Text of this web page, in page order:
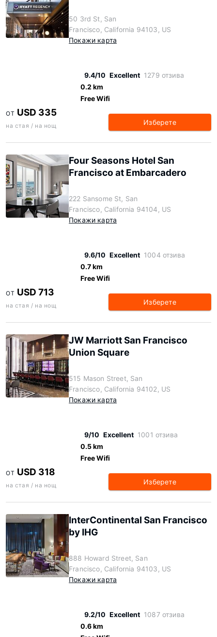
50 3rd St, San
Francisco, California 94103, US
Покажи карта
9.4/10 Excellent 1279 отзива
0.2 km
Free Wifi
ОТ USD 335
на стая / на нощ Изберете
Four Seasons Hotel San
Francisco at Embarcadero
222 Sansome St, San
Francisco, California 94104, US
Покажи карта
9.6/10 Excellent 1004 отзива
0.7 km
Free Wifi
ОТ USD 713
на стая / на нощ Изберете
JW Marriott San Francisco
Union Square
515 Mason Street, San
Francisco, California 94102, US
Покажи карта
9/10 Excellent 1001 отзива
0.5 km
Free Wifi
ОТ USD 318
на стая / на нощ Изберете
InterContinental San Francisco
by IHG
888 Howard Street, San
Francisco, California 94103, US
Покажи карта
9.2/10 Excellent 1087 отзива
0.6 km